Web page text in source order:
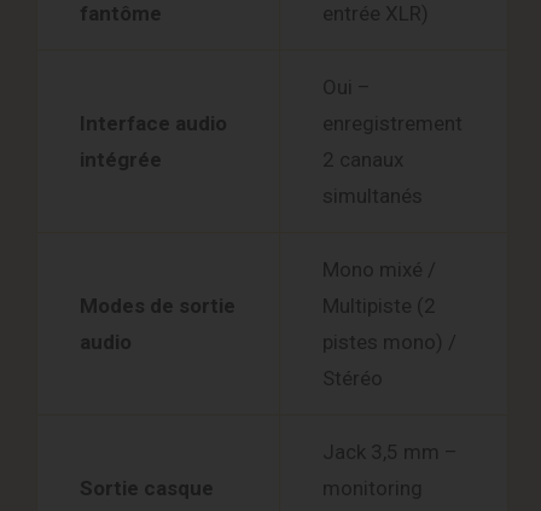
fantôme
entrée XLR)
Interface audio
intégrée
Oui –
enregistrement
2 canaux
simultanés
Modes de sortie
audio
Mono mixé /
Multipiste (2
pistes mono) /
Stéréo
Sortie casque
Jack 3,5 mm –
monitoring